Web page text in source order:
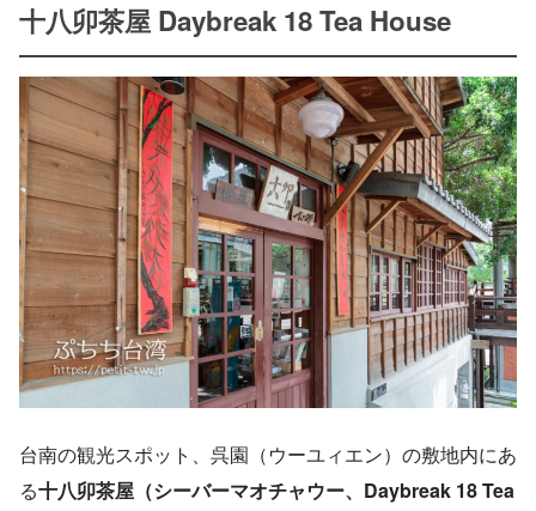
十八卯茶屋 Daybreak 18 Tea House
台南の観光スポット、呉園（ウーユィエン）の敷地内にあ
る十八卯茶屋（シーバーマオチャウー、Daybreak 18 Tea